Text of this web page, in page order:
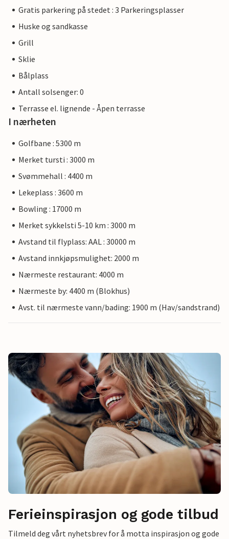
Gratis parkering på stedet : 3 Parkeringsplasser
Huske og sandkasse
Grill
Sklie
Bålplass
Antall solsenger: 0
Terrasse el. lignende - Åpen terrasse
I nærheten
Golfbane : 5300 m
Merket tursti : 3000 m
Svømmehall : 4400 m
Lekeplass : 3600 m
Bowling : 17000 m
Merket sykkelsti 5-10 km : 3000 m
Avstand til flyplass: AAL : 30000 m
Avstand innkjøpsmulighet: 2000 m
Nærmeste restaurant: 4000 m
Nærmeste by: 4400 m (Blokhus)
Avst. til nærmeste vann/bading: 1900 m (Hav/sandstrand)
Ferieinspirasjon og gode tilbud
Tilmeld deg vårt nyhetsbrev for å motta inspirasjon og gode